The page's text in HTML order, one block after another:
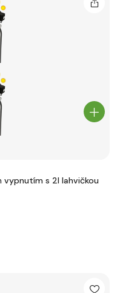
vypnutím s 2l lahvičkou